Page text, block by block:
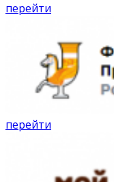
перейти
перейти